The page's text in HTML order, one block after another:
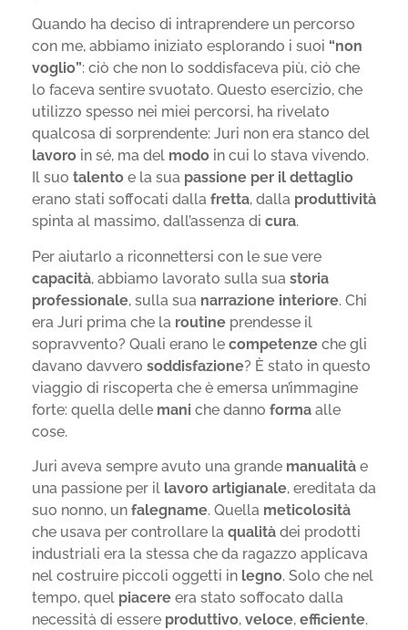
Quando ha deciso di intraprendere un percorso
con me, abbiamo iniziato esplorando i suoi “non
voglio”: ciò che non lo soddisfaceva più, ciò che
lo faceva sentire svuotato. Questo esercizio, che
utilizzo spesso nei miei percorsi, ha rivelato
qualcosa di sorprendente: Juri non era stanco del
lavoro in sé, ma del modo in cui lo stava vivendo.
Il suo talento e la sua passione per il dettaglio
erano stati soffocati dalla fretta, dalla produttività
spinta al massimo, dall’assenza di cura.
Per aiutarlo a riconnettersi con le sue vere
capacità, abbiamo lavorato sulla sua storia
professionale, sulla sua narrazione interiore. Chi
era Juri prima che la routine prendesse il
sopravvento? Quali erano le competenze che gli
davano davvero soddisfazione? È stato in questo
viaggio di riscoperta che è emersa un’immagine
forte: quella delle mani che danno forma alle
cose.
Juri aveva sempre avuto una grande manualità e
una passione per il lavoro artigianale, ereditata da
suo nonno, un falegname. Quella meticolosità
che usava per controllare la qualità dei prodotti
industriali era la stessa che da ragazzo applicava
nel costruire piccoli oggetti in legno. Solo che nel
tempo, quel piacere era stato soffocato dalla
necessità di essere produttivo, veloce, efficiente.